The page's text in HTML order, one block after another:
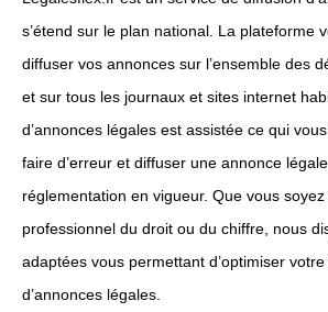
s’étend sur le plan national. La plateforme
diffuser vos annonces sur l’ensemble des
et sur tous les journaux et sites internet
d’annonces légales est assistée ce qui
faire d’erreur et diffuser une annonce
réglementation en vigueur. Que vous soyez
professionnel du droit ou du chiffre, nous
adaptées vous permettant d’optimiser
d’annonces légales.